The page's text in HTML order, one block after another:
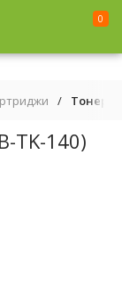
0
/ Тонер-
TK-140)